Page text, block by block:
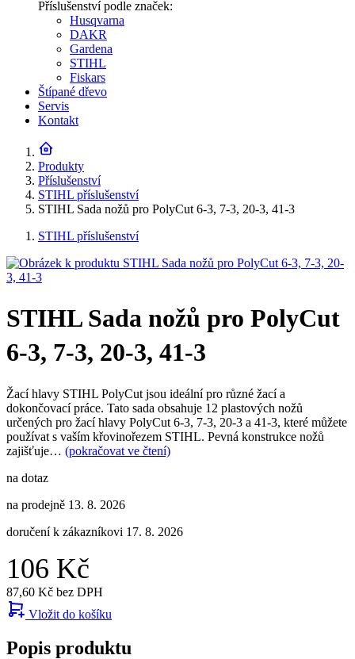
Příslušenství podle značek:
Husqvarna
DAKR
Gardena
STIHL
Fiskars
Štípané dřevo
Servis
Kontakt
Produkty
Příslušenství
STIHL příslušenství
STIHL Sada nožů pro PolyCut 6-3, 7-3, 20-3, 41-3
STIHL příslušenství
STIHL Sada nožů pro PolyCut
6-3, 7-3, 20-3, 41-3
Žací hlavy STIHL PolyCut jsou ideální pro různé žací a
dokončovací práce. Tato sada obsahuje 12 plastových nožů
určených pro žací hlavy PolyCut 6-3, 7-3, 20-3 a 41-3, které můžete
používat s vaším křovinořezem STIHL. Pevná konstrukce nožů
zajišťuje… (pokračovat ve čtení)
na dotaz
na prodejně 13. 8. 2026
doručení k zákazníkovi 17. 8. 2026
106 Kč
87,60 Kč bez DPH
Vložit do košíku
Popis produktu